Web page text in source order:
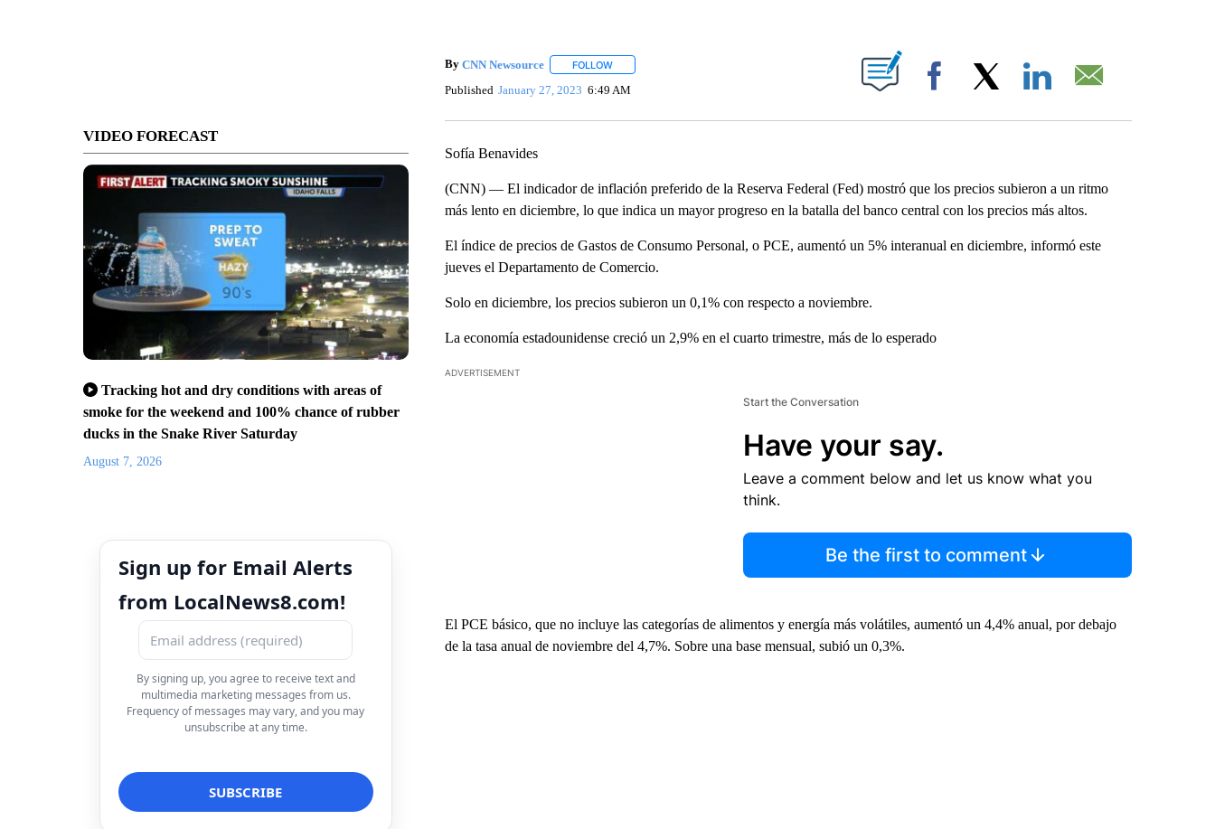
VIDEO FORECAST
Tracking hot and dry conditions with areas of
smoke for the weekend and 100% chance of rubber
ducks in the Snake River Saturday
August 7, 2026
Sign up for Email Alerts
from LocalNews8.com!
By signing up, you agree to receive text and
multimedia marketing messages from us.
Frequency of messages may vary, and you may
unsubscribe at any time.
By CNN Newsource FOLLOWFOLLOW "" TO RECEIVE NOTIFICATIONS ABOUT NEW PAGES ON "".
Published January 27, 2023 6:49 AM Facebook
Sofía Benavides
(CNN) — El indicador de inflación preferido de la Reserva Federal (Fed) mostró que los precios subieron a un ritmo
más lento en diciembre, lo que indica un mayor progreso en la batalla del banco central con los precios más altos.
El índice de precios de Gastos de Consumo Personal, o PCE, aumentó un 5% interanual en diciembre, informó este
jueves el Departamento de Comercio.
Solo en diciembre, los precios subieron un 0,1% con respecto a noviembre.
La economía estadounidense creció un 2,9% en el cuarto trimestre, más de lo esperado
ADVERTISEMENT
Start the Conversation
Have your say.
Leave a comment below and let us know what you
think.
Be the first to comment
El PCE básico, que no incluye las categorías de alimentos y energía más volátiles, aumentó un 4,4% anual, por debajo
de la tasa anual de noviembre del 4,7%. Sobre una base mensual, subió un 0,3%.